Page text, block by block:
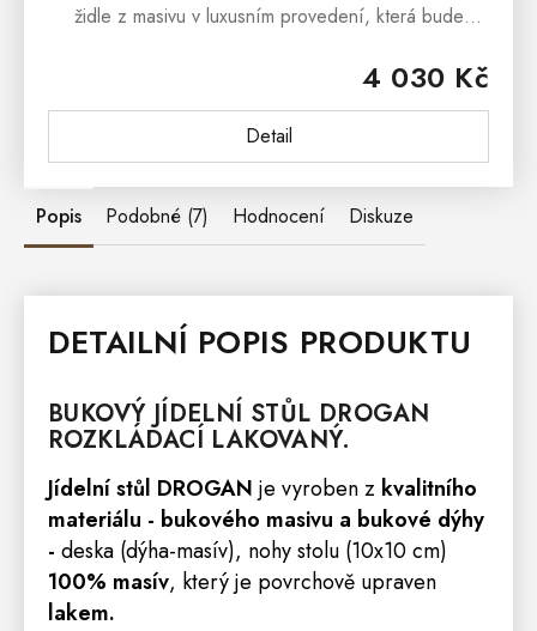
4 030 Kč
Detail
židle z masivu v luxusním provedení, která bude
Popis Podobné (7) Hodnocení Diskuze
DETAILNÍ POPIS PRODUKTU
BUKOVÝ JÍDELNÍ STŮL DROGAN
ROZKLÁDACÍ LAKOVANÝ.
Jídelní stůl DROGAN je vyroben z kvalitního
materiálu - bukového masivu a bukové dýhy
- deska (dýha-masív), nohy stolu (10x10 cm)
100% masív, který je povrchově upraven
lakem.